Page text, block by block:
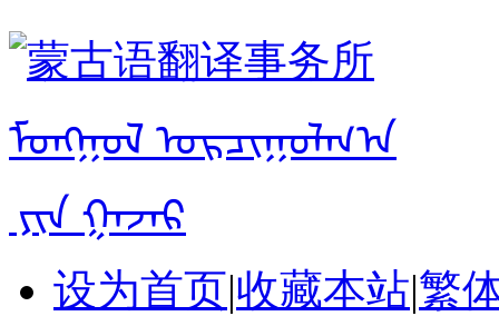
设为首页|收藏本站|繁